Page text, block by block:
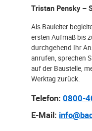
Tristan Pensky –
Als Bauleiter
ersten Aufmaß bis
durchgehend Ihr
anrufen, sprechen
auf der Baustelle,
Werktag zurück.
Telefon: 0800-
E-Mail: